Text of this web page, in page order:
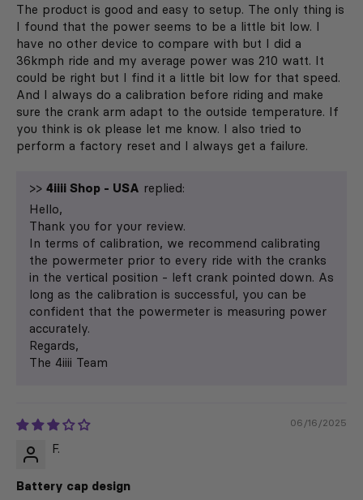
The product is good and easy to setup. The only thing is
I found that the power seems to be a little bit low. I
have no other device to compare with but I did a
36kmph ride and my average power was 210 watt. It
could be right but I find it a little bit low for that speed.
And I always do a calibration before riding and make
sure the crank arm adapt to the outside temperature. If
you think is ok please let me know. I also tried to
perform a factory reset and I always get a failure.
>> 4iiii Shop - USA replied:
Hello,
Thank you for your review.
In terms of calibration, we recommend calibrating
the powermeter prior to every ride with the cranks
in the vertical position - left crank pointed down. As
long as the calibration is successful, you can be
confident that the powermeter is measuring power
accurately.
Regards,
The 4iiii Team
06/16/2025
F.
Battery cap design